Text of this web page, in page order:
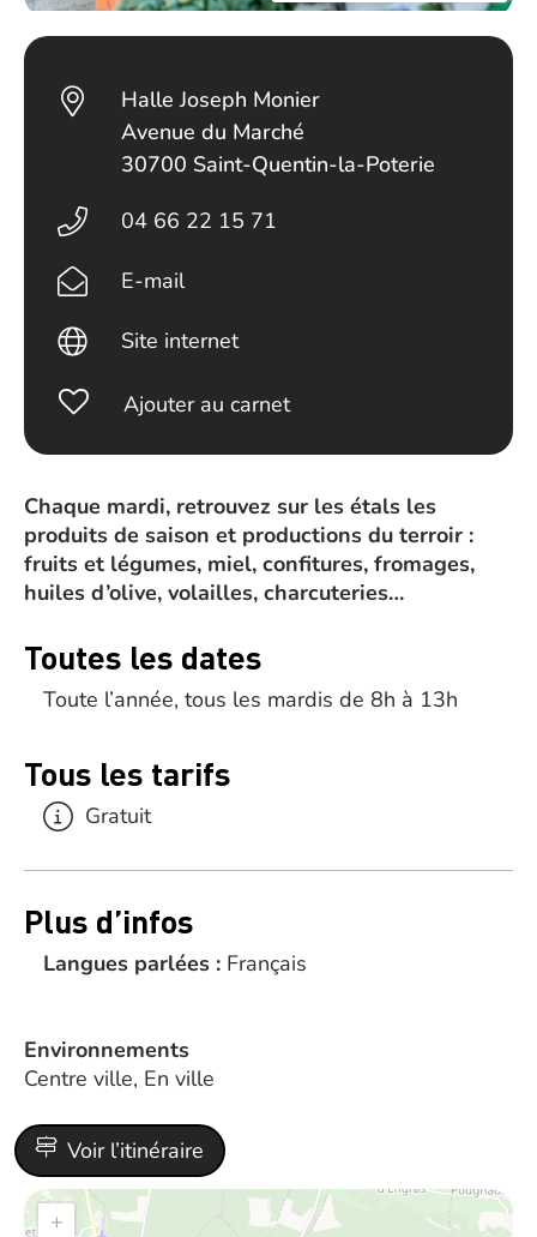
Chaque mardi, retrouvez sur les étals les
produits de saison et productions du terroir :
fruits et légumes, miel, confitures, fromages,
huiles d’olive, volailles, charcuteries…
Toutes les dates
Toute l’année, tous les mardis de 8h à 13h
Tous les tarifs
Gratuit
Plus d’infos
Langues parlées : Français
Environnements
Centre ville, En ville
Voir l’itinéraire
+
Halle Joseph Monier
Avenue du Marché
30700 Saint-Quentin-la-Poterie
04 66 22 15 71
E-mail
Site internet
Ajouter au carnet